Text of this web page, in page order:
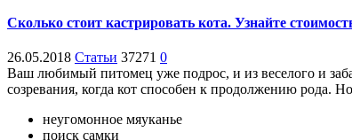
Сколько стоит кастрировать кота. Узнайте
26.05.2018 Статьи 37271 0
Ваш любимый питомец уже подрос, и из веселого и
созревания, когда кот способен к продолжению рода.
неугомонное мяуканье
поиск самки